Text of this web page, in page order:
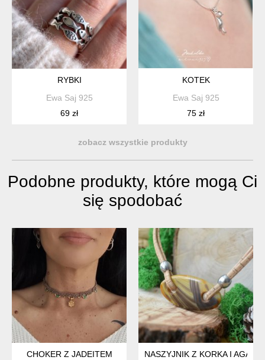
RYBKI
Ewa Saj 925
69 zł
KOTEK
Ewa Saj 925
75 zł
zobacz wszystkie produkty
Podobne produkty, które mogą Ci
się spodobać
CHOKER Z JADEITEM
NASZYJNIK Z KORKA I AGATU